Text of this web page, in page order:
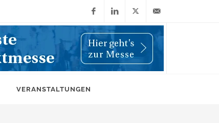
FacebookLinkedIn
X
(Twitter)
info@wiwi-
VERANSTALTUNGEN